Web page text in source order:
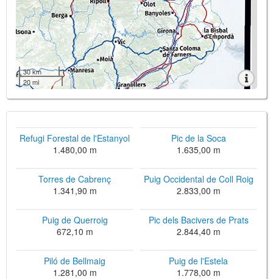
30 km
20 mi
Refugi Forestal de l'Estanyol
1.480,00 m
Pic de la Soca
1.635,00 m
Torres de Cabrenç
1.341,90 m
Puig Occidental de Coll Roig
2.833,00 m
Puig de Querroig
672,10 m
Pic dels Bacivers de Prats
2.844,40 m
Piló de Bellmaig
1.281,00 m
Puig de l'Estela
1.778,00 m